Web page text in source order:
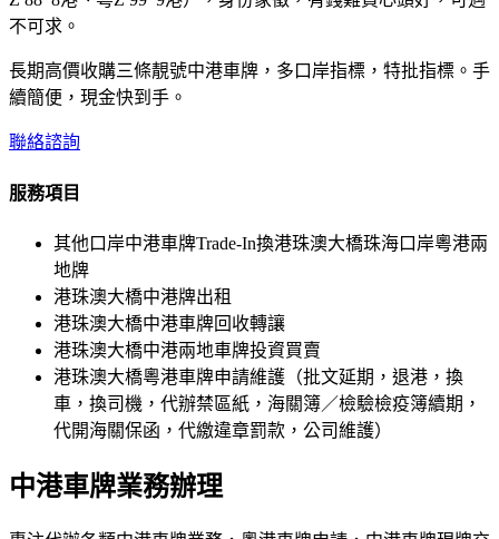
不可求。
長期高價收購三條靚號中港車牌，多口岸指標，特批指標。手
續簡便，現金快到手。
聯絡諮詢
服務項目
其他口岸中港車牌Trade-In換港珠澳大橋珠海口岸粵港兩
地牌
港珠澳大橋中港牌出租
港珠澳大橋中港車牌回收轉讓
港珠澳大橋中港兩地車牌投資買賣
港珠澳大橋粵港車牌申請維護（批文延期，退港，換
車，換司機，代辦禁區紙，海關簿／檢驗檢疫簿續期，
代開海關保函，代繳違章罰款，公司維護）
中港車牌業務辦理